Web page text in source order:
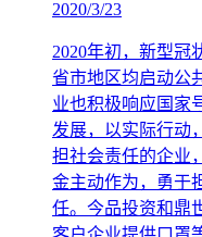
2020/3/23
2020年初，新型冠
省市地区均启动公
业也积极响应国家
发展，以实际行动
担社会责任的企业
金主动作为，勇于
任。今品投资和鼎